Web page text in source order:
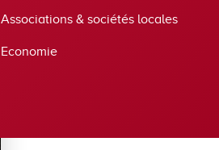
Associations & sociétés locales
Economie